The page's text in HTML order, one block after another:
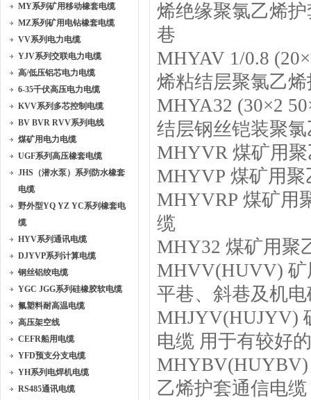
MY系列矿用移动橡套电缆
MZ系列矿用电钻橡套电缆
VV系列电力电缆
YJV系列交联电力电缆
高/低压铝芯电力电缆
6-35千伏高压电力电缆
KVV系列多芯控制电缆
BV BVR RVV系列电线
煤矿用电力电缆
UGF系列高压橡套电缆
JHS（潜水泵）系列防水橡套
电缆
野外型YQ YZ YC系列橡套电
缆
HYV系列通讯电缆
DJYVP系列计算电缆
钢丝铝绞电缆
YGC JGG系列硅橡胶软电缆
氟塑料耐高温电缆
高压架空线
CEFR船用电缆
YFD预支分支电缆
YH系列电焊机电缆
RS485通讯电缆
烯绝缘聚氯乙烯
巷
MHYAV 1/0.8
烯粘结层聚氯乙
MHYA32 (30×2
结层钢丝铠装聚
MHYVR 煤矿用
MHYVP 煤矿用
MHYVRP 煤矿用
缆
MHY32 煤矿用聚
MHVV(HUVV) 矿
平巷、斜巷及机
MHJYV(HUJYV)
电缆 用于有较好
MHYBV(HUYBV)
乙烯护套通信电